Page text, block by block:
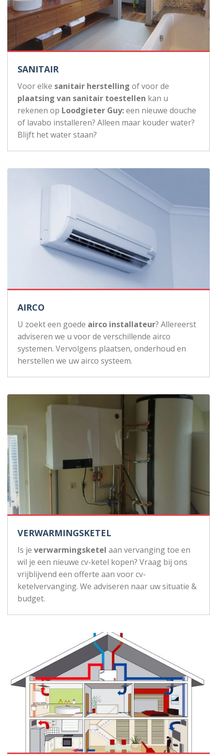
SANITAIR
Voor elke sanitair herstelling of voor de
plaatsing van sanitair toestellen kan u
rekenen op Loodgieter Guy:een nieuwe douche
of lavabo installeren? Alleen maar kouder water?
Blijft het water staan?
AIRCO
U zoekt een goede airco installateur? Allereerst
adviseren we u voor de verschillende airco
systemen. Vervolgens plaatsen, onderhoud en
herstellen we uw airco systeem.
VERWARMINGSKETEL
Is je verwarmingsketel aan vervanging toe en
wil je een nieuwe cv-ketel kopen? Vraag bij ons
vrijblijvend een offerte aan voor cv-
ketelvervanging. We adviseren naar uw situatie &
budget.